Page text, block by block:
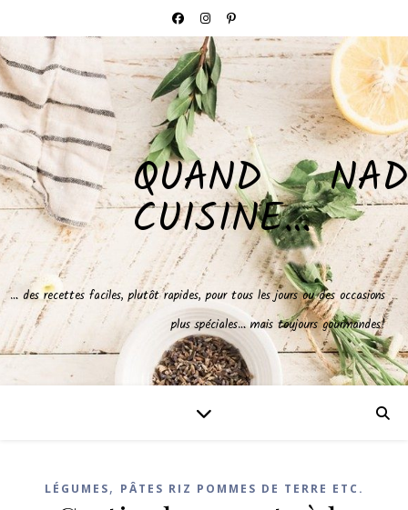
QUAND NAD
CUISINE…
… des recettes faciles, plutôt rapides, pour tous les jours ou des occasions
plus spéciales… mais toujours gourmandes!
LÉGUMES, PÂTES RIZ POMMES DE TERRE ETC.